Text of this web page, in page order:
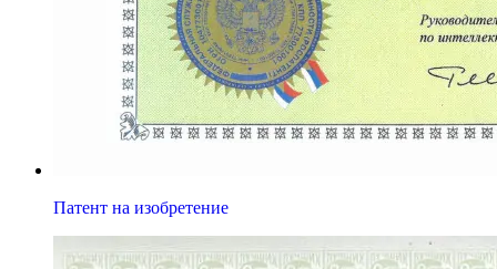
Патент на изобретение